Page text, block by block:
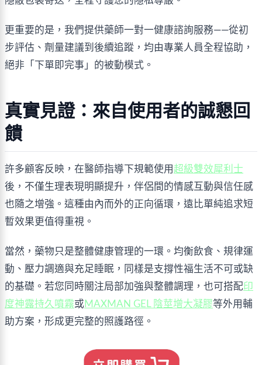
更重要的是，我們提供藥師一對一健康諮詢服務——從初
步評估、劑量建議到後續追蹤，均由專業人員全程協助，
絕非「下單即完事」的被動模式。
真實見證：來自使用者的誠懇回
饋
許多顧客反映，在醫師指導下規範使用 超級雙效犀利士
後，不僅生理表現明顯提升，伴侶間的情感互動與信任感
也隨之增強。這種由內而外的正向循環，遠比單純追求短
暫效果更值得重視。
當然，藥物只是整體健康管理的一環。均衡飲食、規律運
動、壓力調適與充足睡眠，同樣是支撐性福生活不可或缺
的基礎。若您同時關注局部加強與整體調理，也可搭配印
度神露持久噴霧或 MAXMAN GEL 陰莖增大凝膠等外用輔
助方案，形成更完整的照護路徑。